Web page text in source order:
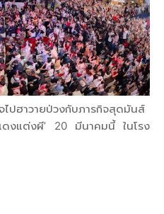
ไปฮาวายป่วงกับภารกิจสุดมันส์
งแต่งผี’ 20 มีนาคมนี้ ในโรง